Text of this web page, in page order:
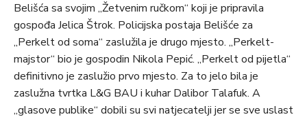
Belišća sa svojim „Žetvenim ručkom“ koji je pripravila
gospođa Jelica Štrok. Policijska postaja Belišće za
„Perkelt od soma“ zaslužila je drugo mjesto. „Perkelt-
majstor“ bio je gospodin Nikola Pepić. „Perkelt od pijetla“
definitivno je zaslužio prvo mjesto. Za to jelo bila je
zaslužna tvrtka L&G BAU i kuhar Dalibor Talafuk. A
„glasove publike“ dobili su svi natjecatelji jer se sve uslast